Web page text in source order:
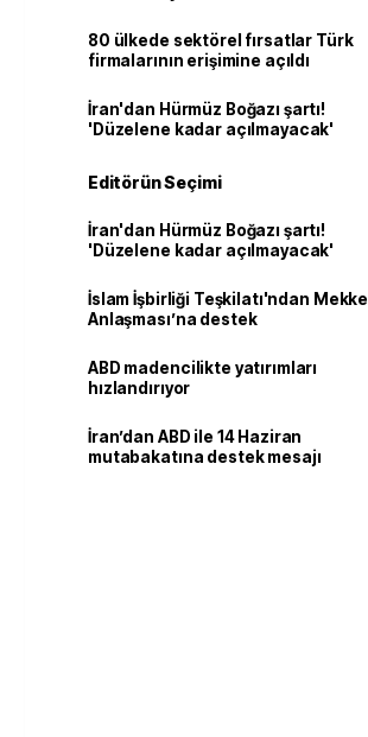
80 ülkede sektörel fırsatlar Türk
firmalarının erişimine açıldı
İran'dan Hürmüz Boğazı şartı!
'Düzelene kadar açılmayacak'
Editörün Seçimi
İran'dan Hürmüz Boğazı şartı!
'Düzelene kadar açılmayacak'
İslam İşbirliği Teşkilatı'ndan Mekke
Anlaşması’na destek
ABD madencilikte yatırımları
hızlandırıyor
İran’dan ABD ile 14 Haziran
mutabakatına destek mesajı